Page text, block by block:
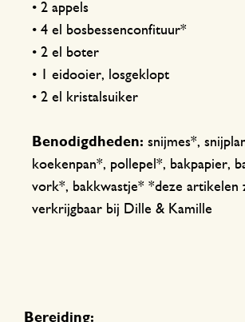
• 2 appels
• 4 el bosbessenconfituur*
• 2 el boter
• 1 eidooier, losgeklopt
• 2 el kristalsuiker
Benodigdheden: snijmes*,
koekenpan*, pollepel*, bakpapier,
vork*, bakkwastje* *deze artikelen
verkrijgbaar bij Dille & Kamille
Bereiding: